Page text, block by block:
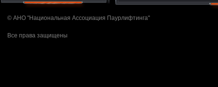
© АНО "Национальная Ассоциация Паурлифтинга"
Все права защищены